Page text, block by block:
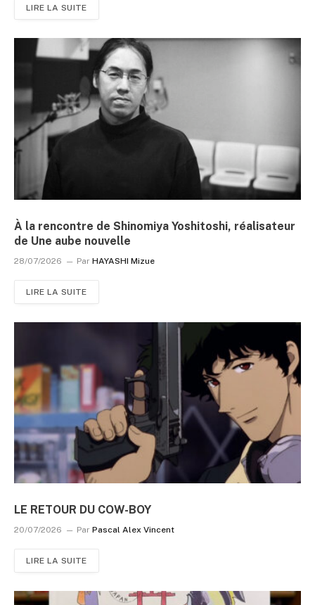
LIRE LA SUITE
À la rencontre de Shinomiya Yoshitoshi, réalisateur
de Une aube nouvelle
28/07/2026 Par HAYASHI Mizue
LIRE LA SUITE
LE RETOUR DU COW-BOY
20/07/2026 Par Pascal Alex Vincent
LIRE LA SUITE